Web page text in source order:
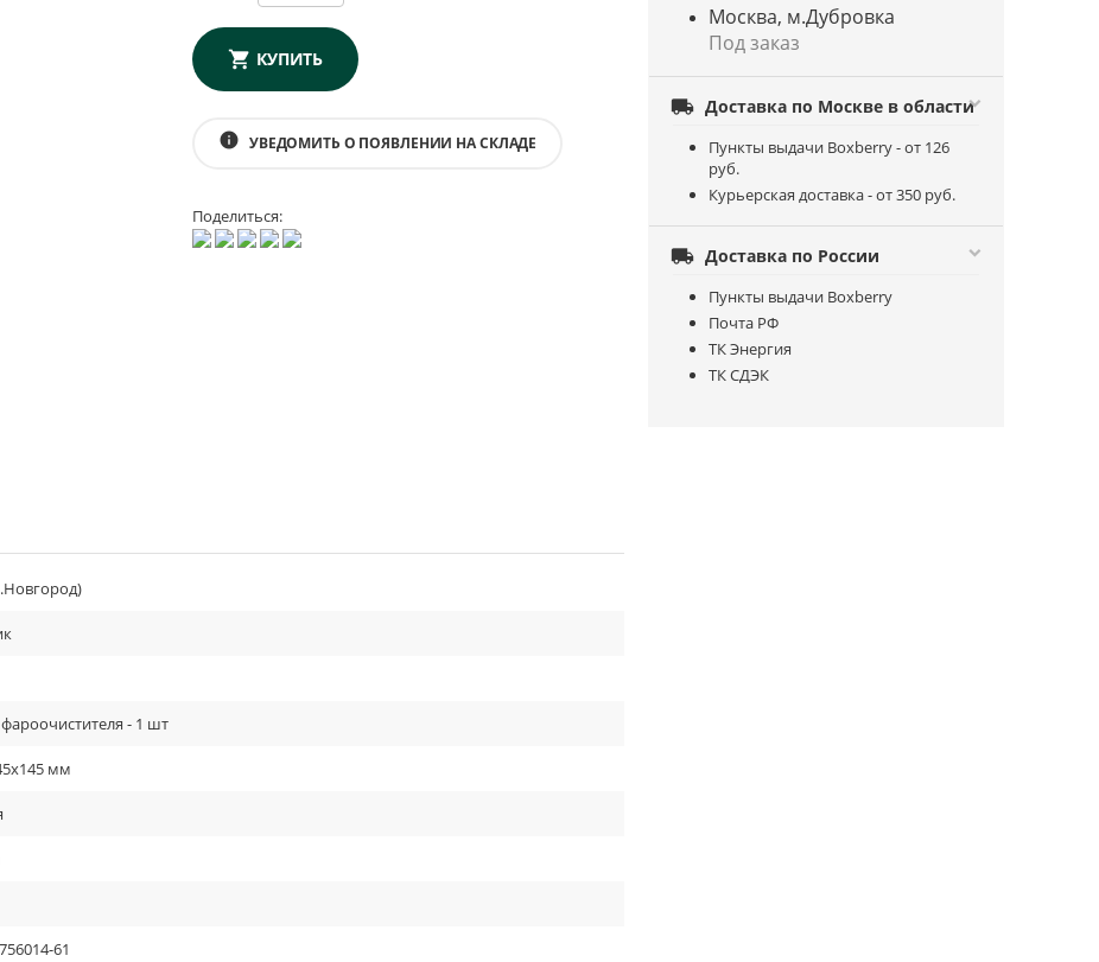
КУПИТЬ
info УВЕДОМИТЬ О ПОЯВЛЕНИИ НА СКЛАДЕ
Поделиться:
Москва, м.Дубровка
Под заказ
 Доставка по Москве в области
Пункты выдачи Boxberry - от 126
руб.
Курьерская доставка - от 350 руб.
 Доставка по России
Пункты выдачи Boxberry
Почта РФ
ТК Энергия
ТК СДЭК
- 1 шт
мм
61